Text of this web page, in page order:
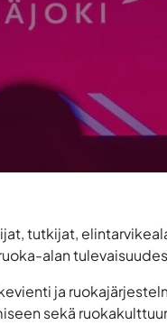
tutkijat,
alan
ja
sekä